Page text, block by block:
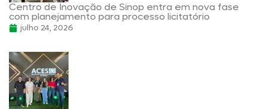
Centro de Inovação de Sinop entra em nova fase
com planejamento para processo licitatório
julho 24, 2026